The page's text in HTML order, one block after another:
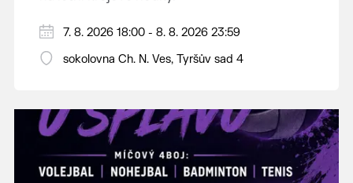
PÁTEK 7. srpna
18:00 - ruční stavění máje
14:00 - krojový průvod pro stárky od
hostince “U Buvola”
16:00 - odpolední zábava na sokolovně
21:00 - večerní zábava
7. 8. 2026 18:00 - 8. 8. 2026 23:59
sokolovna Ch. N. Ves, Tyršův sad 4